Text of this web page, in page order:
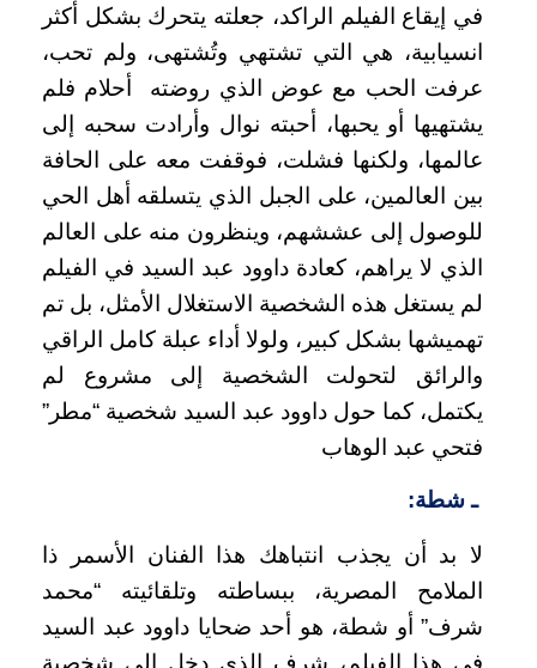
في إيقاع الفيلم الراكد، جعلته يتحرك بشكل أكثر
انسيابية، هي التي تشتهي وتُشتهى، ولم تحب،
عرفت الحب مع عوض الذي روضته أحلام فلم
يشتهيها أو يحبها، أحبته نوال وأرادت سحبه إلى
عالمها، ولكنها فشلت، فوقفت معه على الحافة
بين العالمين، على الجبل الذي يتسلقه أهل الحي
للوصول إلى عششهم، وينظرون منه على العالم
الذي لا يراهم، كعادة داوود عبد السيد في الفيلم
لم يستغل هذه الشخصية الاستغلال الأمثل، بل تم
تهميشها بشكل كبير، ولولا أداء عبلة كامل الراقي
والرائق لتحولت الشخصية إلى مشروع لم
يكتمل، كما حول داوود عبد السيد شخصية “مطر”
فتحي عبد الوهاب
ـ شطة:
لا بد أن يجذب انتباهك هذا الفنان الأسمر ذا
الملامح المصرية، ببساطته وتلقائيته “محمد
شرف” أو شطة، هو أحد ضحايا داوود عبد السيد